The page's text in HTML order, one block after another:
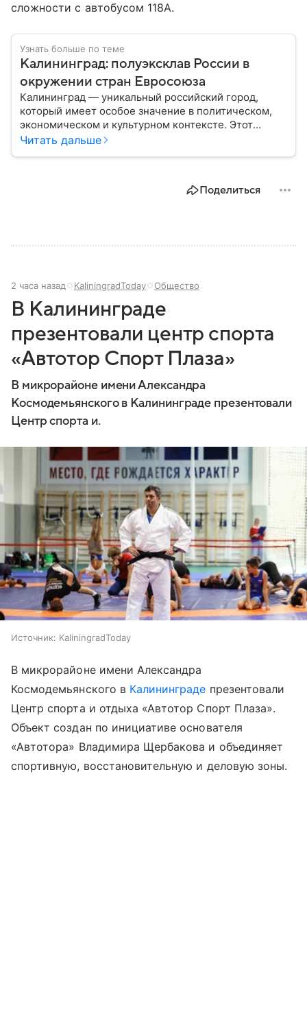
сложности с автобусом 118А.
Узнать больше по теме
Калининград: полуэксклав России в
окружении стран Евросоюза
Калининград — уникальный российский город,
который имеет особое значение в политическом,
экономическом и культурном контексте. Этот
город, расположенный в самом сердце Европы,
Читать дальше
Поделиться
2 часа назад KaliningradToday Общество
В Калининграде
презентовали центр спорта
«Автотор Спорт Плаза»
В микрорайоне имени Александра
Космодемьянского в Калининграде презентовали
Центр спорта и.
Источник: KaliningradToday
В микрорайоне имени Александра
Космодемьянского в Калининграде презентовали
Центр спорта и отдыха «Автотор Спорт Плаза».
Объект создан по инициативе основателя
«Автотора» Владимира Щербакова и объединяет
спортивную, восстановительную и деловую зоны.